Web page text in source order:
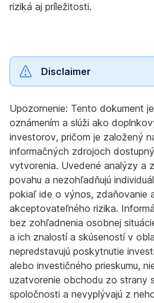
riziká aj príležitosti.
Disclaimer
Upozornenie: Tento dokument
oznámením a slúži ako
investorov, pričom je založený
informačných zdrojoch
vytvorenia. Uvedené analýzy a
povahu a nezohľadňujú
pokiaľ ide o výnos, zdaňovanie
akceptovateľného rizika.
bez zohľadnenia osobnej
a ich znalostí a skúseností v
nepredstavujú poskytnutie
alebo investičného prieskumu,
uzatvorenie obchodu zo strany
spoločnosti a nevyplývajú z